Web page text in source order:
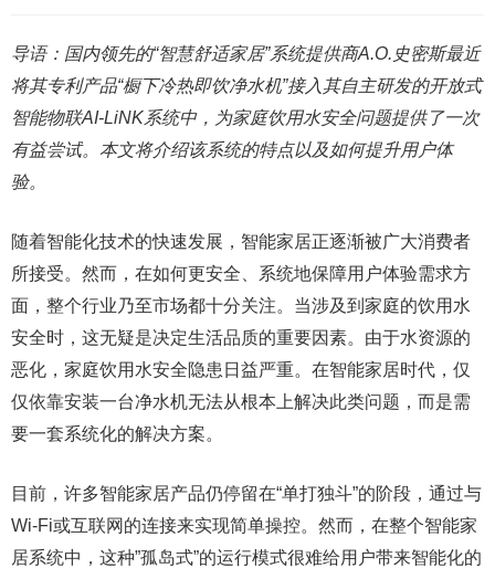
导语：国内领先的“智慧舒适家居”系统提供商A.O.史密斯最近
将其专利产品“橱下冷热即饮净水机”接入其自主研发的开放式
智能物联AI-LiNK系统中，为家庭饮用水安全问题提供了一次
有益尝试。本文将介绍该系统的特点以及如何提升用户体
验。
随着智能化技术的快速发展，智能家居正逐渐被广大消费者
所接受。然而，在如何更安全、系统地保障用户体验需求方
面，整个行业乃至市场都十分关注。当涉及到家庭的饮用水
安全时，这无疑是决定生活品质的重要因素。由于水资源的
恶化，家庭饮用水安全隐患日益严重。在智能家居时代，仅
仅依靠安装一台净水机无法从根本上解决此类问题，而是需
要一套系统化的解决方案。
目前，许多智能家居产品仍停留在“单打独斗”的阶段，通过与
Wi-Fi或互联网的连接来实现简单操控。然而，在整个智能家
居系统中，这种”孤岛式”的运行模式很难给用户带来智能化的